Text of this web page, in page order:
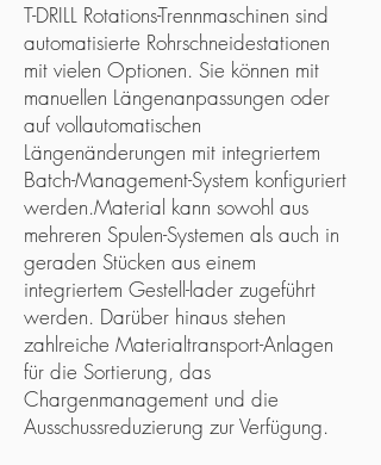
T-DRILL Rotations-Trennmaschinen sind
automatisierte Rohrschneidestationen
mit vielen Optionen. Sie können mit
manuellen Längenanpassungen oder
auf vollautomatischen
Längenänderungen mit integriertem
Batch-Management-System konfiguriert
werden.Material kann sowohl aus
mehreren Spulen-Systemen als auch in
geraden Stücken aus einem
integriertem Gestell-lader zugeführt
werden. Darüber hinaus stehen
zahlreiche Materialtransport-Anlagen
für die Sortierung, das
Chargenmanagement und die
Ausschussreduzierung zur Verfügung.